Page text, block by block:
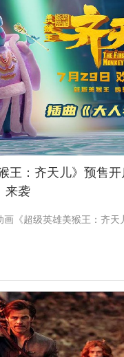
王：齐天儿》预售
来袭
《超级英雄美猴王：齐天